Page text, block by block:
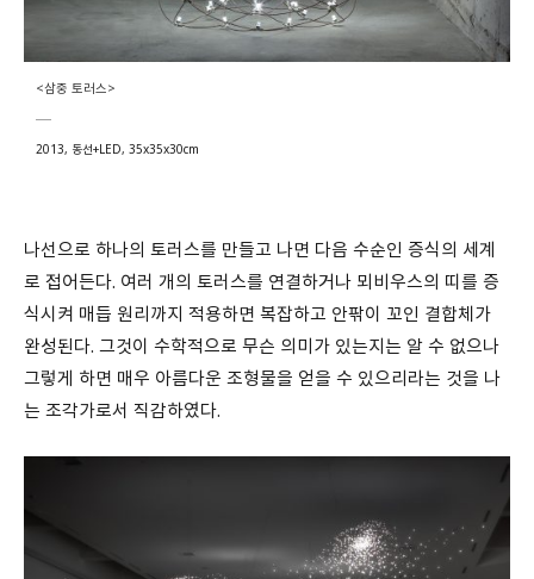
<삼중 토러스>
2013, 동선+LED, 35x35x30cm
나선으로 하나의 토러스를 만들고 나면 다음 수순인 증식의 세계
로 접어든다. 여러 개의 토러스를 연결하거나 뫼비우스의 띠를 증
식시켜 매듭 원리까지 적용하면 복잡하고 안팎이 꼬인 결합체가
완성된다. 그것이 수학적으로 무슨 의미가 있는지는 알 수 없으나
그렇게 하면 매우 아름다운 조형물을 얻을 수 있으리라는 것을 나
는 조각가로서 직감하였다.